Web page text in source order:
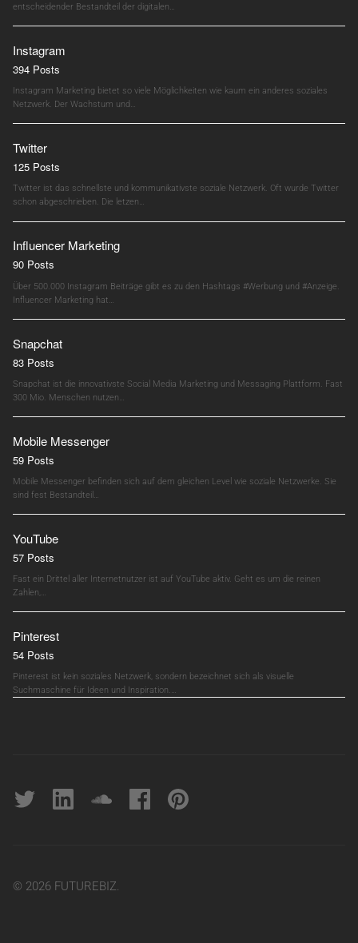
entscheidender Bestandteil der digitalen…
Instagram
394 Posts
Instagram Marketing bietet so viele Möglichkeiten wie kaum ein anderes soziales
Netzwerk. Der Wachstum und…
Twitter
125 Posts
Twitter ist das schnellste und kommunikativste soziale Netzwerk. Oft wurde Twitter
schon abgeschrieben. Die letzen…
Influencer Marketing
90 Posts
Über 500.000 Instagram Beiträge gibt es zu den Hashtags #Werbung und #Anzeige.
Influencer Marketing hat…
Snapchat
83 Posts
Snapchat ist die innovativste Social Media Marketing und Messaging Plattform. Fast
300 Mio. Menschen nutzen…
Mobile Messenger
59 Posts
Mobile Messenger befinden sich auf dem gleichen Level wie soziale Netzwerke. Sie
sind fest Bestandteil…
YouTube
57 Posts
Fast ein Drittel aller Internetnutzer ist auf YouTube aktiv. Geht es um die reinen
Zahlen,…
Pinterest
54 Posts
Pinterest ist kein soziales Netzwerk, sondern bezeichnet sich als visuelle
Suchmaschine für Ideen und Inspiration.…
Twitter linkedin soundcloudFacebookpinterest
© 2026 FUTUREBIZ.